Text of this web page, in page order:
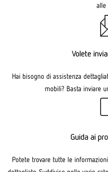
alle
Volete
Hai bisogno di assistenza
mobili? Basta inviare
Guida ai
Potete trovare tutte le